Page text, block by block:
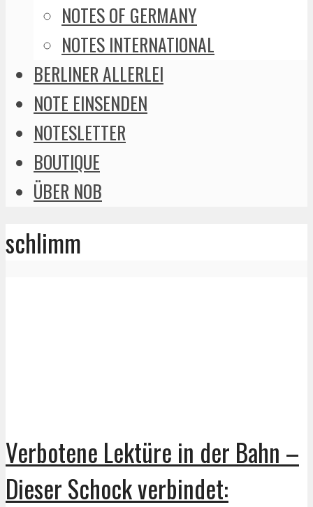
NOTES OF GERMANY
NOTES INTERNATIONAL
BERLINER ALLERLEI
NOTE EINSENDEN
NOTESLETTER
BOUTIQUE
ÜBER NOB
schlimm
Verbotene Lektüre in der Bahn –
Dieser Schock verbindet: